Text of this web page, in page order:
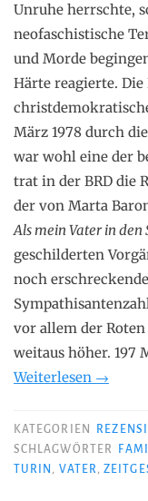
Unruhe herrschte,
neofaschistische
und Morde
Härte reagierte.
März 1978 durch
war wohl eine der
trat in der BRD die
der von Marta
Als mein Vater in
geschilderten
noch
vor allem der
weitaus höher. 197
Weiterlesen „Marta
–
Als
mein
→
KATEGORIEN
SCHLAGWÖRTER
TURIN , VATER ,